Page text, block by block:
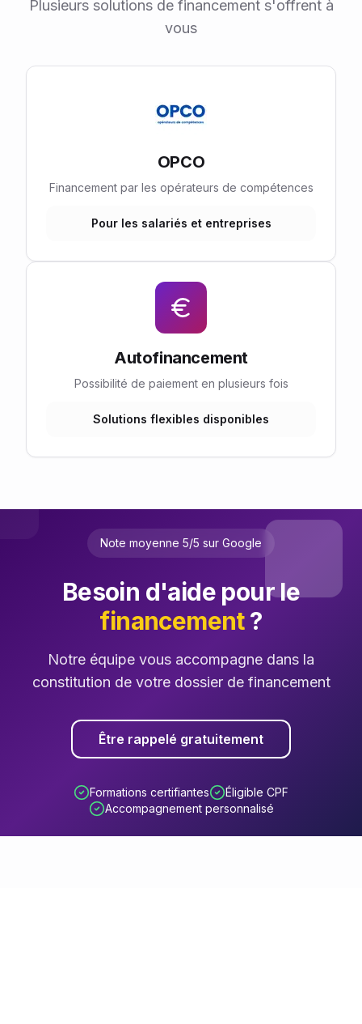
Plusieurs solutions de financement s'offrent à
vous
OPCO
Financement par les opérateurs de compétences
Pour les salariés et entreprises
Autofinancement
Possibilité de paiement en plusieurs fois
Solutions flexibles disponibles
Note moyenne 5/5 sur Google
Besoin d'aide pour le
financement?
Notre équipe vous accompagne dans la
constitution de votre dossier de financement
Être rappelé gratuitement
Formations certifiantes
Éligible CPF
Accompagnement personnalisé